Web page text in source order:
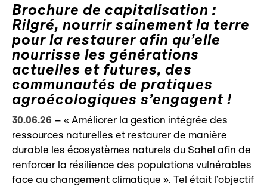
Brochure de capitalisation :
Rilgré, nourrir sainement la terre
pour la restaurer afin qu’elle
nourrisse les générations
actuelles et futures, des
communautés de pratiques
agroécologiques s’engagent !
30.06.26 – « Améliorer la gestion intégrée des
ressources naturelles et restaurer de manière
durable les écosystèmes naturels du Sahel afin de
renforcer la résilience des populations vulnérables
face au changement climatique ». Tel était l’objectif